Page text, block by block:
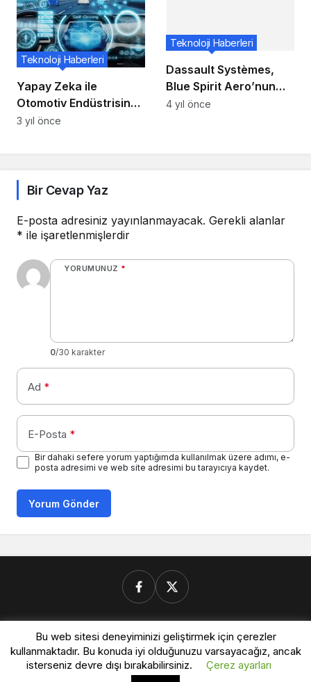
Yapay Zeka ile
Otomotiv Endüstrisinde
Sürücüsüz Araç
Teknoloji Haberleri
3 yıl önce
Dassault Systèmes,
Blue Spirit Aero’nun
Hidrojenle Çalışan
Teknoloji Haberleri
4 yıl önce
Bir Cevap Yaz
E-posta adresiniz yayınlanmayacak. Gerekli alanlar
* ile işaretlenmişlerdir
YORUMUNUZ *
0/30 karakter
Ad *
E-Posta *
Bir dahaki sefere yorum yaptığımda kullanılmak üzere adımı, e-
posta adresimi ve web site adresimi bu tarayıcıya kaydet.
Yorum Gönder
Donanimforum.com
Bu web sitesi deneyiminizi geliştirmek için çerezler
kullanmaktadır. Bu konuda iyi olduğunuzu varsayacağız, ancak
isterseniz devre dışı bırakabilirsiniz.
Çerez ayarları